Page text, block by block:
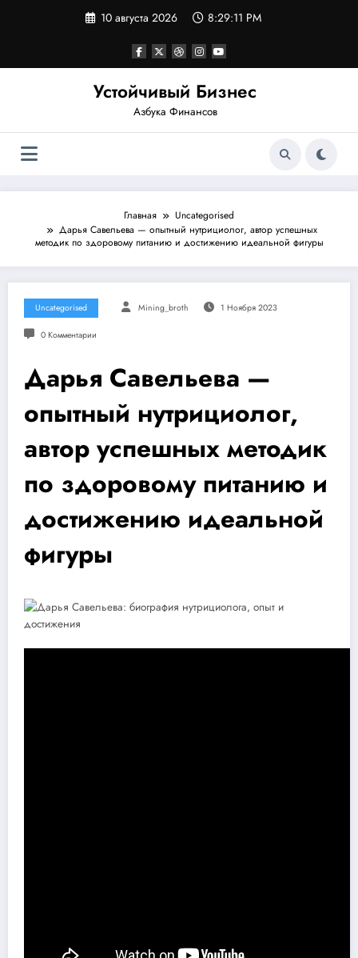
10 августа 2026 8:29:12 PM
Устойчивый Бизнес
Азбука Финансов
Главная
Uncategorised
Дарья Савельева — опытный нутрициолог, автор успешных
методик по здоровому питанию и достижению идеальной фигуры
Uncategorised Mining_broth 1 Ноября 2023
0 Комментарии
Дарья Савельева —
опытный нутрициолог,
автор успешных методик
по здоровому питанию и
достижению идеальной
фигуры